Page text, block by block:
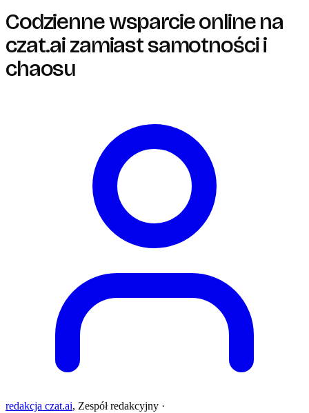
Codzienne wsparcie online na
czat.ai zamiast samotności i
chaosu
redakcja czat.ai, Zespół redakcyjny ·